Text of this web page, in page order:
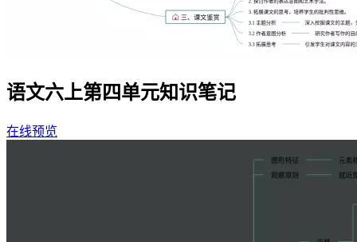
语文六上第四单元知识笔记
在线预览